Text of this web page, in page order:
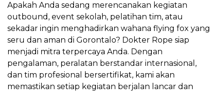
Apakah Anda sedang merencanakan kegiatan
outbound, event sekolah, pelatihan tim, atau
sekadar ingin menghadirkan wahana flying fox yang
seru dan aman di Gorontalo? Dokter Rope siap
menjadi mitra terpercaya Anda. Dengan
pengalaman, peralatan berstandar internasional,
dan tim profesional bersertifikat, kami akan
memastikan setiap kegiatan berjalan lancar dan